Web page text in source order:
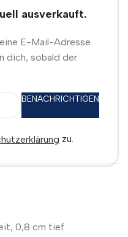
ausverkauft.
E-Mail-Adresse
dich, sobald der
BENACHRICHTIGEN
zu.
0,8 cm tief